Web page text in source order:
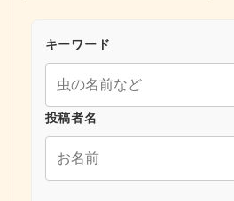
キーワード
投稿者名